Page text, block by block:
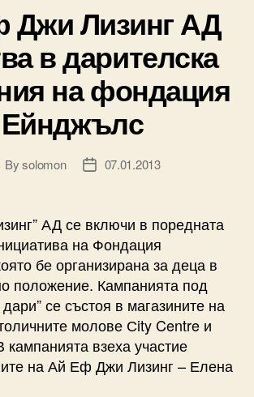
Джи Лизинг АД
в дарителска
на фондация
Ейнджълс
Bysolomon
Post07.01.2013
АД се включи в поредната
на Фондация
бе организирана за деца в
положение. Кампанията под
се състоя в магазините на
молове Сity Centre и
взеха участие
на Ай Еф Джи Лизинг – Елена